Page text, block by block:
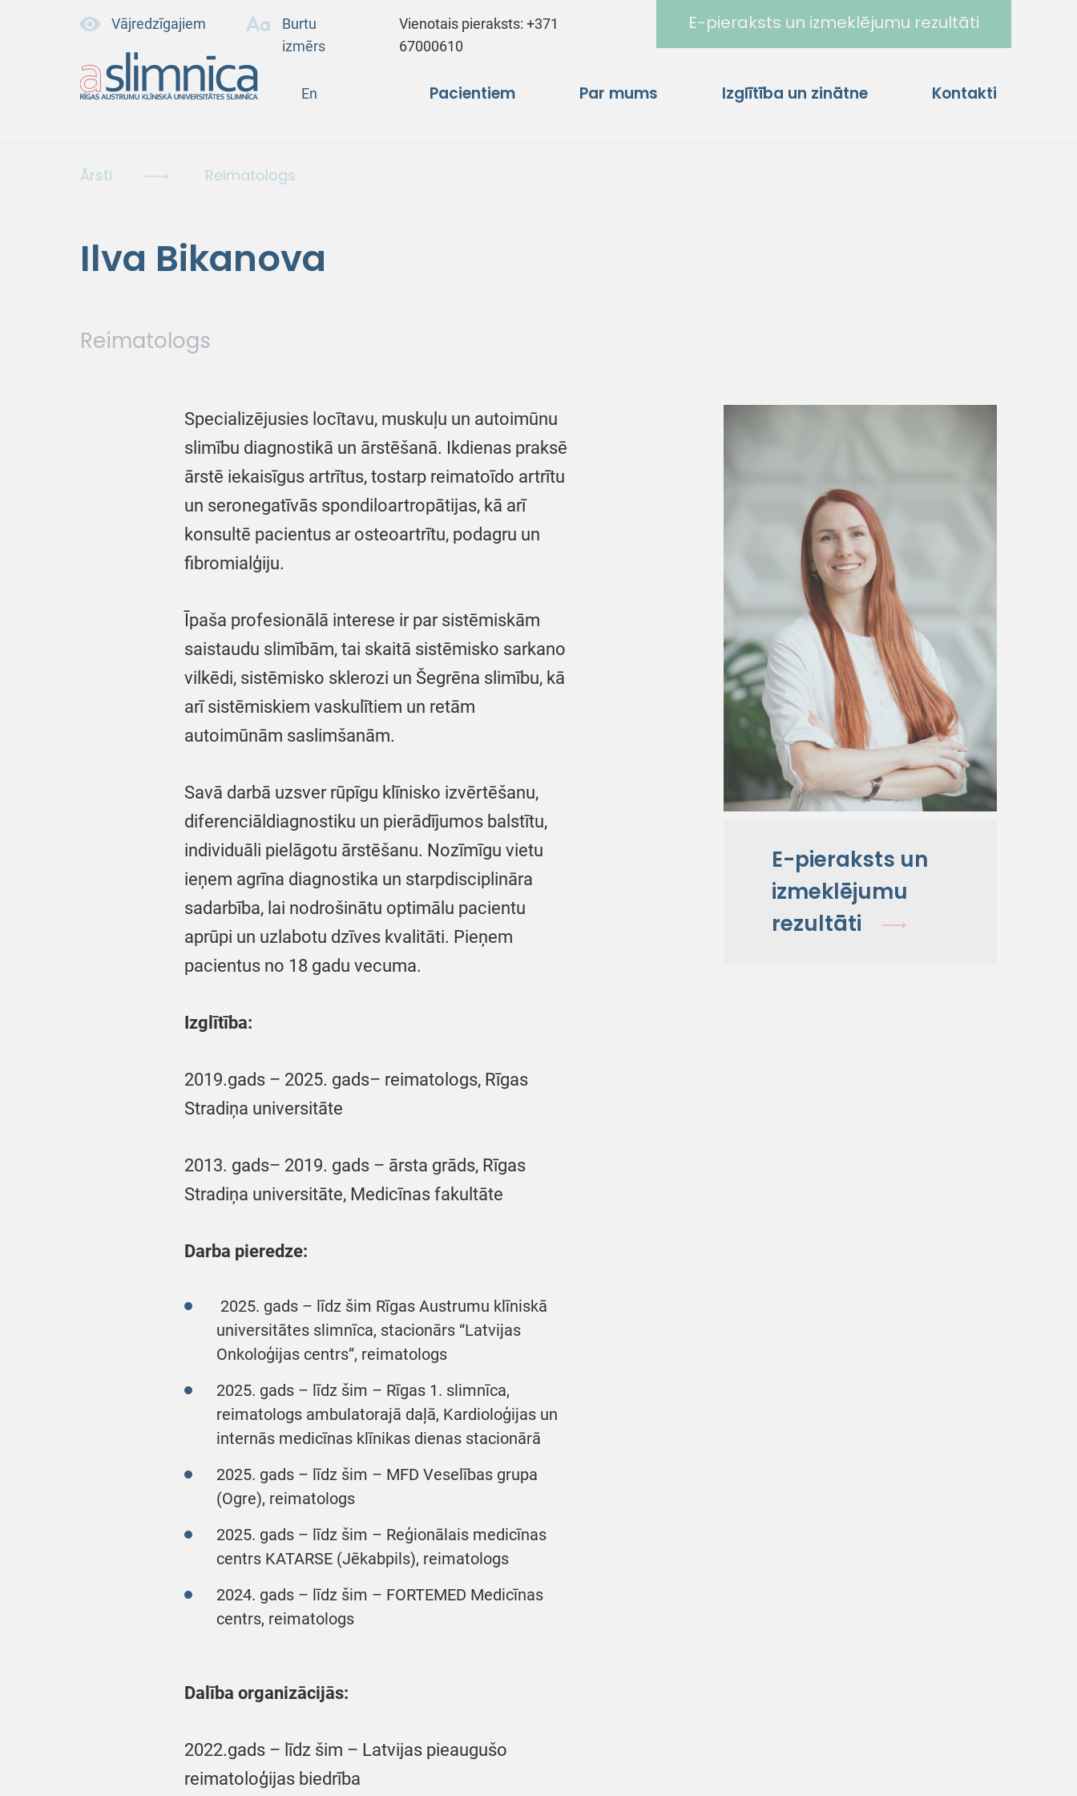
Vājredzīgajiem
Burtu
izmērs
Vienotais pieraksts:+371
67000610
E-pieraksts un izmeklējumu rezultāti
En Pacientiem Par mums Izglītība un zinātne Kontakti
Ārsti Reimatologs
Ilva Bikanova
Reimatologs
Specializējusies locītavu, muskuļu un autoimūnu
slimību diagnostikā un ārstēšanā. Ikdienas praksē
ārstē iekaisīgus artrītus, tostarp reimatoīdo artrītu
un seronegatīvās spondiloartropātijas, kā arī
konsultē pacientus ar osteoartrītu, podagru un
fibromialģiju.
Īpaša profesionālā interese ir par sistēmiskām
saistaudu slimībām, tai skaitā sistēmisko sarkano
vilkēdi, sistēmisko sklerozi un Šegrēna slimību, kā
arī sistēmiskiem vaskulītiem un retām
autoimūnām saslimšanām.
Savā darbā uzsver rūpīgu klīnisko izvērtēšanu,
diferenciāldiagnostiku un pierādījumos balstītu,
individuāli pielāgotu ārstēšanu. Nozīmīgu vietu
ieņem agrīna diagnostika un starpdisciplināra
sadarbība, lai nodrošinātu optimālu pacientu
aprūpi un uzlabotu dzīves kvalitāti. Pieņem
pacientus no 18 gadu vecuma.
Izglītība:
2019.gads – 2025. gads– reimatologs, Rīgas
Stradiņa universitāte
2013. gads– 2019. gads – ārsta grāds, Rīgas
Stradiņa universitāte, Medicīnas fakultāte
Darba pieredze:
2025. gads – līdz šim Rīgas Austrumu klīniskā
universitātes slimnīca, stacionārs “Latvijas
Onkoloģijas centrs”, reimatologs
2025. gads – līdz šim – Rīgas 1. slimnīca,
reimatologs ambulatorajā daļā, Kardioloģijas un
internās medicīnas klīnikas dienas stacionārā
2025. gads – līdz šim – MFD Veselības grupa
(Ogre), reimatologs
2025. gads – līdz šim – Reģionālais medicīnas
centrs KATARSE (Jēkabpils), reimatologs
2024. gads – līdz šim – FORTEMED Medicīnas
centrs, reimatologs
Dalība organizācijās:
2022.gads – līdz šim – Latvijas pieaugušo
reimatoloģijas biedrība
E-pieraksts un
izmeklējumu
rezultāti